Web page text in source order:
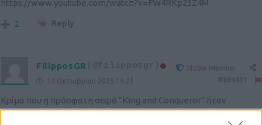
https://www.youtube.com/watch?v=FW4RKp23Z4M
2 Reply
FilipposGR (@filipposgr)
Noble Member
14 Οκτωβρίου 2025 19:23
Κρίμα που η πρόσφατη σειρά “King and Conqueror” ήταν
κάκιστη.